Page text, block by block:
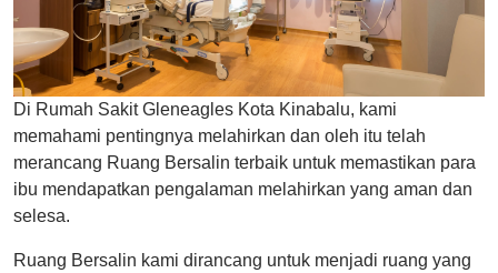
Di Rumah Sakit Gleneagles Kota Kinabalu, kami
memahami pentingnya melahirkan dan oleh itu telah
merancang Ruang Bersalin terbaik untuk memastikan para
ibu mendapatkan pengalaman melahirkan yang aman dan
selesa.
Ruang Bersalin kami dirancang untuk menjadi ruang yang